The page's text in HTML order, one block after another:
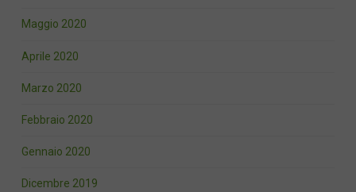
Maggio 2020
Aprile 2020
Marzo 2020
Febbraio 2020
Gennaio 2020
Dicembre 2019